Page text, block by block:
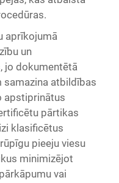
aprīkojumā
un
jo dokumentētā
atbildības
apstiprinātus
pārtikas
klasificētus
pieeju viesu
minimizējot
vai